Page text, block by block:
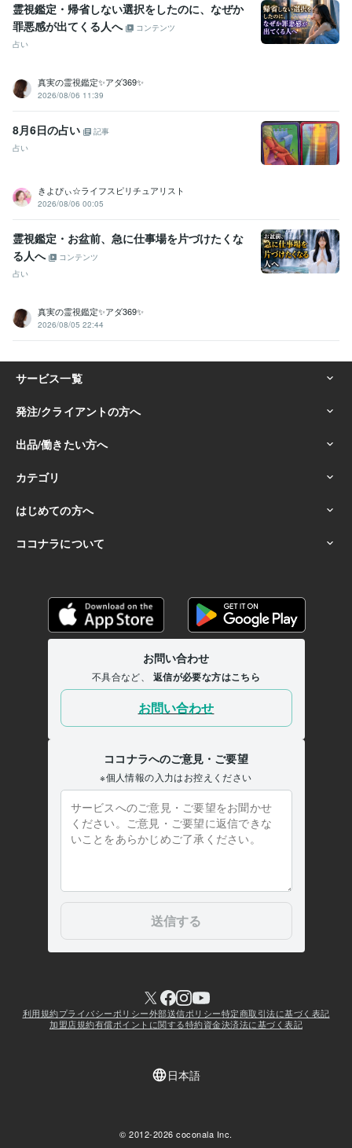
霊視鑑定・帰省しない選択をしたのに、なぜか
罪悪感が出てくる人へ
コンテンツ
占い
真実の霊視鑑定✨アダ369✨
2026/08/06 11:39
8月6日の占い
記事
占い
きよぴぃ☆ライフスピリチュアリスト
2026/08/06 00:05
霊視鑑定・お盆前、急に仕事場を片づけたくな
る人へ
コンテンツ
占い
真実の霊視鑑定✨アダ369✨
2026/08/05 22:44